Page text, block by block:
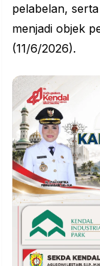
pelabelan,
menjadi objek
(11/6/2026).